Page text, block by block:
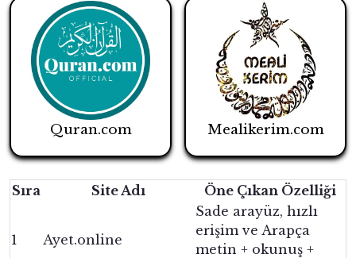
Quran.com Mealikerim.com
Sıra Site Adı Öne Çıkan Özelliği
1 Ayet.online
Sade arayüz, hızlı
erişim ve Arapça
metin + okunuş +